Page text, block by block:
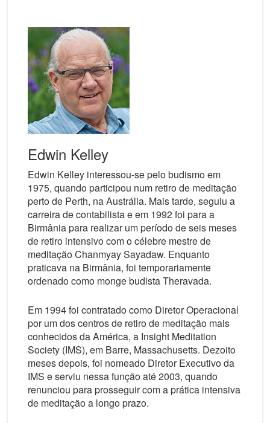
Edwin Kelley
Edwin Kelley interessou-se pelo budismo em
1975, quando participou num retiro de meditação
perto de Perth, na Austrália. Mais tarde, seguiu a
carreira de contabilista e em 1992 foi para a
Birmânia para realizar um período de seis meses
de retiro intensivo com o célebre mestre de
meditação Chanmyay Sayadaw. Enquanto
praticava na Birmânia, foi temporariamente
ordenado como monge budista Theravada.
Em 1994 foi contratado como Diretor Operacional
por um dos centros de retiro de meditação mais
conhecidos da América, a Insight Meditation
Society (IMS), em Barre, Massachusetts. Dezoito
meses depois, foi nomeado Diretor Executivo da
IMS e serviu nessa função até 2003, quando
renunciou para prosseguir com a prática intensiva
de meditação a longo prazo.